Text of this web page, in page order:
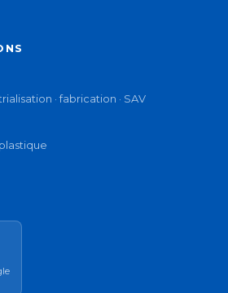
· fabrication · SAV